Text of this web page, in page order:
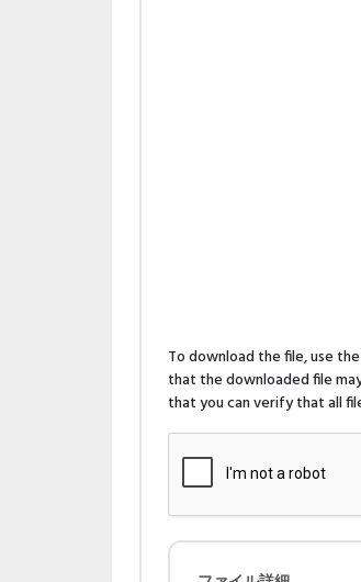
To download the file, use
that the downloaded file
that you can verify that all